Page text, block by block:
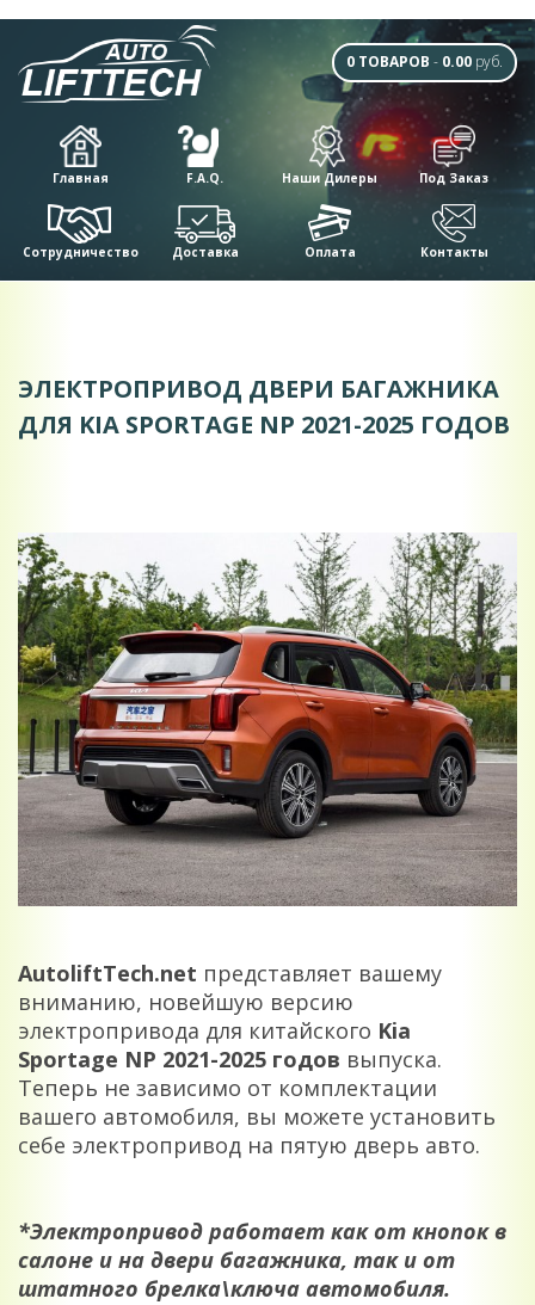
0 ТОВАРОВ - 0.00 руб.
Главная F.A.Q. Наши Дилеры Под Заказ
Сотрудничество Доставка Оплата Контакты
ЭЛЕКТРОПРИВОД ДВЕРИ БАГАЖНИКА
ДЛЯ KIA SPORTAGE NP 2021-2025 ГОДОВ
AutoliftTech.net представляет вашему
вниманию, новейшую версию
электропривода для китайского Kia
Sportage NP 2021-2025 годов выпуска.
Теперь не зависимо от комплектации
вашего автомобиля, вы можете установить
себе электропривод на пятую дверь авто.
*Электропривод работает как от кнопок в
салоне и на двери багажника, так и от
штатного брелка\ключа автомобиля.